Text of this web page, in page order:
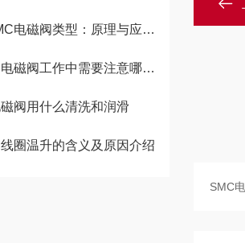
磁阀类型：原理与应用解析
磁阀工作中需要注意哪几点
阀用什么清洗和润滑
圈温升的含义及原因介绍